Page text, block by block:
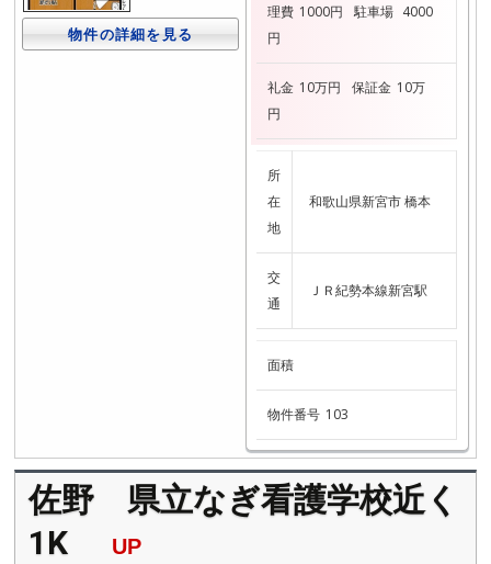
物件の詳細を見る
理費 1000円 駐車場 4000
円
礼金 10万円 保証金 10万
円
所
在
地
和歌山県新宮市 橋本
交
通
ＪＲ紀勢本線新宮駅
面積
物件番号 103
佐野 県立なぎ看護学校近く
1K
UP